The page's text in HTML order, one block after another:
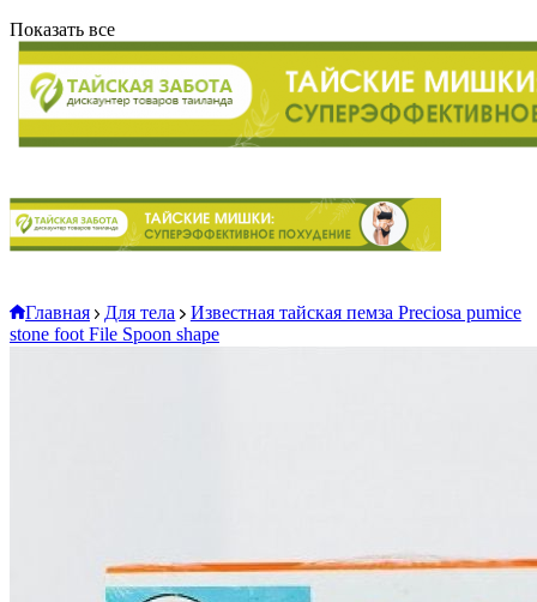
Показать все
Главная Для тела
Известная тайская пемза Preciosa pumice
stone foot File Spoon shape